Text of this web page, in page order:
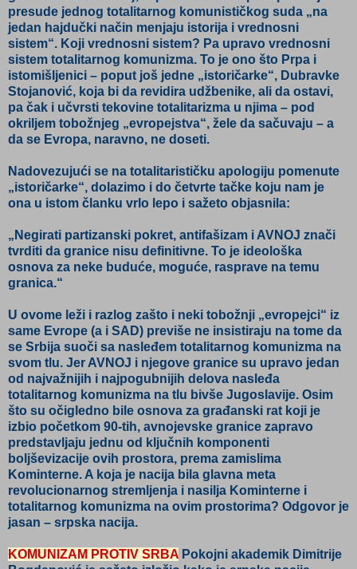
presude jednog totalitarnog komunističkog suda „na
jedan hajdučki način menjaju istorija i vrednosni
sistem“. Koji vrednosni sistem? Pa upravo vrednosni
sistem totalitarnog komunizma. To je ono što Prpa i
istomišljenici – poput još jedne „istoričarke“, Dubravke
Stojanović, koja bi da revidira udžbenike, ali da ostavi,
pa čak i učvrsti tekovine totalitarizma u njima – pod
okriljem tobožnjeg „evropejstva“, žele da sačuvaju – a
da se Evropa, naravno, ne doseti.
Nadovezujući se na totalitarističku apologiju pomenute
„istoričarke“, dolazimo i do četvrte tačke koju nam je
ona u istom članku vrlo lepo i sažeto objasnila:
„Negirati partizanski pokret, antifašizam i AVNOJ znači
tvrditi da granice nisu definitivne. To je ideološka
osnova za neke buduće, moguće, rasprave na temu
granica.“
U ovome leži i razlog zašto i neki tobožnji „evropejci“ iz
same Evrope (a i SAD) previše ne insistiraju na tome da
se Srbija suoči sa nasleđem totalitarnog komunizma na
svom tlu. Jer AVNOJ i njegove granice su upravo jedan
od najvažnijih i najpogubnijih delova nasleđa
totalitarnog komunizma na tlu bivše Jugoslavije. Osim
što su očigledno bile osnova za građanski rat koji je
izbio početkom 90-tih, avnojevske granice zapravo
predstavljaju jednu od ključnih komponenti
boljševizacije ovih prostora, prema zamislima
Kominterne. A koja je nacija bila glavna meta
revolucionarnog stremljenja i nasilja Kominterne i
totalitarnog komunizma na ovim prostorima? Odgovor je
jasan – srpska nacija.
KOMUNIZAM PROTIV SRBA Pokojni akademik Dimitrije